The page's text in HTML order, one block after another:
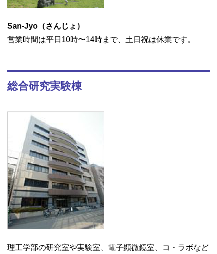
San-Jyo（さんじょ）
営業時間は平日10時〜14時まで、土日祝は休業です。
総合研究実験棟
理工学部の研究室や実験室、電子顕微鏡室、コ・ラボなど